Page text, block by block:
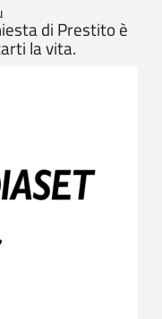
di Prestito è
la vita.